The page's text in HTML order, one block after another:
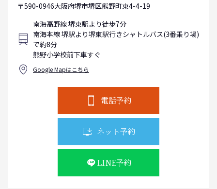
〒590-0946大阪府堺市堺区熊野町東4-4-19
南海高野線 堺東駅より徒歩7分
南海本線 堺駅より堺東駅行きシャトルバス(3番乗り場)
で約8分
熊野小学校前下車すぐ
Google Mapはこちら
電話予約
ネット予約
LINE予約